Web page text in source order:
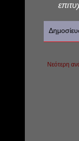
Νεότερη